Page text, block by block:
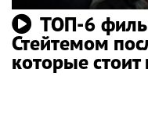
ТОП-6
Стейтемом
которые